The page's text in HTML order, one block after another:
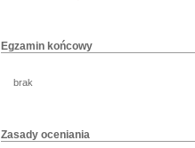
Egzamin końcowy
brak
Zasady oceniania